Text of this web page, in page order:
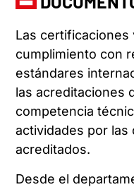
Las certificaciones
cumplimiento con
estándares
las acreditaciones
competencia
actividades por las
acreditados.
Desde el